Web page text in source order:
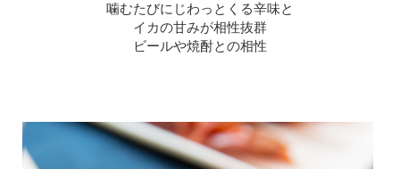
噛むたびにじわっとくる辛味と
イカの甘みが相性抜群
ビールや焼酎との相性